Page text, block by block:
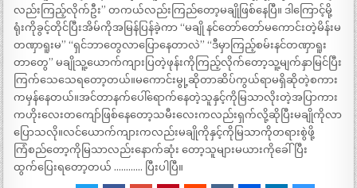
လည်းကြည့်လိုက်ဦး” တကယ်လည်းကြည်တော့မချိုဖြစ်နေပြီ။ ဒါကြောင့်မို့
ရုံးကိုခွင့်တိုင်ပြီးအိမ်ကိုအမြန်ပြန်ခဲ့ကာ “မချို နင်တော်တော်မကောင်းတဲ့မိန်းမ
တဏှာရူးမ” “ရှင်ဘာတွေလာပြောနေတာလဲ” “ဒီမှာကြည့်စမ်းနင်တဏှာရူး
တာတွေ” မချိုသူ့ယောက်ကျားပြတဲ့ဖုန်းကိုကြည့်လိုက်တော့သူ့မျက်နှာမြင်ပြီး
ကြက်သေသေရတော့တယ်။မကောင်းမွု့ဆိုတာဆိပ်ကွယ်ရာမရှိဆိုတဲ့စကား
ကမှန်နေတယ်။အင်တာနက်ပေါ်ရောက်နေတဲ့သူနှင့်ကိုမြသာလိုးတဲ့အပြာကား
ကဟိုးလေးတကျော်ဖြစ်နေတော့သမီးလေးကလည်းရှက်လို့ဆိုပြီးမချိုကိုလာ
ပြောသလို။လင်ယောက်ကျားကလည်းမချိုကိုနှင့်ကိုမြသာကိုတရားစွဲဖို့
ကြံစည်တော့ကိုမြသာလည်းနောက်ဆုံး တော့သူများမယားကိုခေါ်ပြီး
ထွက်ပြေးရတော့တယ် ………… ပြီးပါပြီ။